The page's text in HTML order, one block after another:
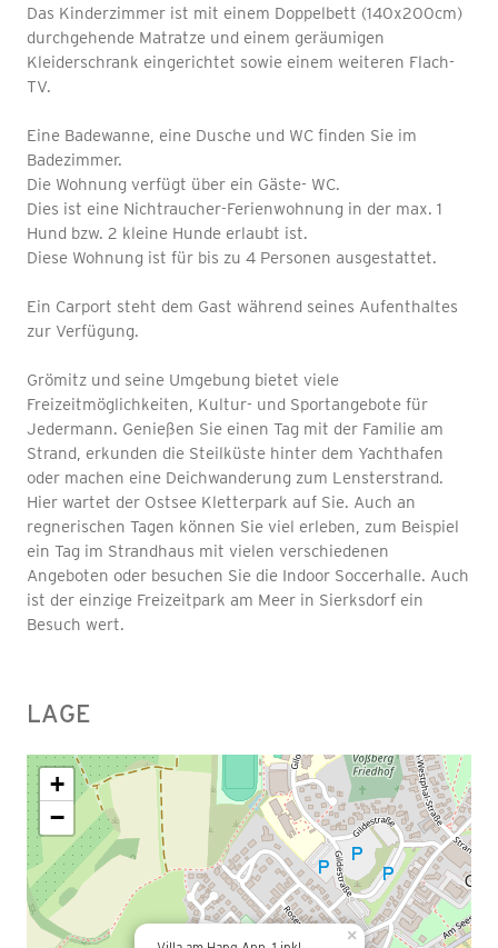
Das Kinderzimmer ist mit einem Doppelbett (140x200cm)
durchgehende Matratze und einem geräumigen
Kleiderschrank eingerichtet sowie einem weiteren Flach-
TV.
Eine Badewanne, eine Dusche und WC finden Sie im
Badezimmer.
Die Wohnung verfügt über ein Gäste- WC.
Dies ist eine Nichtraucher-Ferienwohnung in der max. 1
Hund bzw. 2 kleine Hunde erlaubt ist.
Diese Wohnung ist für bis zu 4 Personen ausgestattet.
Ein Carport steht dem Gast während seines Aufenthaltes
zur Verfügung.
Grömitz und seine Umgebung bietet viele
Freizeitmöglichkeiten, Kultur- und Sportangebote für
Jedermann. Genießen Sie einen Tag mit der Familie am
Strand, erkunden die Steilküste hinter dem Yachthafen
oder machen eine Deichwanderung zum Lensterstrand.
Hier wartet der Ostsee Kletterpark auf Sie. Auch an
regnerischen Tagen können Sie viel erleben, zum Beispiel
ein Tag im Strandhaus mit vielen verschiedenen
Angeboten oder besuchen Sie die Indoor Soccerhalle. Auch
ist der einzige Freizeitpark am Meer in Sierksdorf ein
Besuch wert.
LAGE
×
+
−